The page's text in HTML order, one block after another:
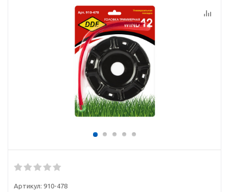
Артикул: 910-478